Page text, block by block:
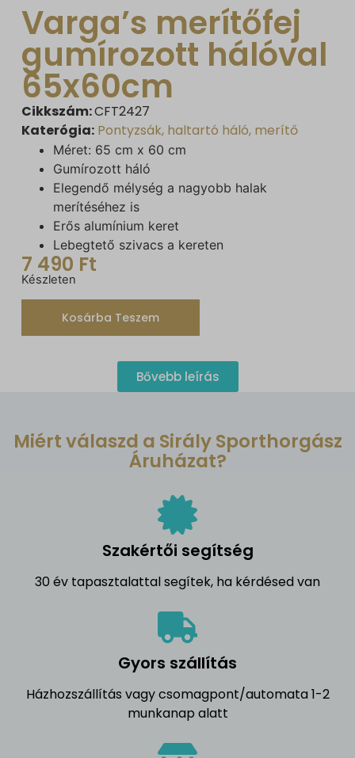
Varga’s merítőfej
gumírozott hálóval
65x60cm
Cikkszám:CFT2427
Katerógia: Pontyzsák, haltartó háló, merítő
Méret: 65 cm x 60 cm
Gumírozott háló
Elegendő mélység a nagyobb halak
merítéséhez is
Erős alumínium keret
Lebegtető szivacs a kereten
7 490 Ft
Készleten
Kosárba Teszem
Bővebb leírás
Miért válaszd a Sirály Sporthorgász
Áruházat?
Szakértői segítség
30 év tapasztalattal segítek, ha kérdésed van
Gyors szállítás
Házhozszállítás vagy csomagpont/automata 1-2
munkanap alatt